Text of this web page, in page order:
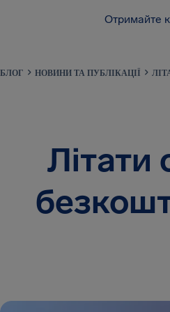
Отримайте
БЛОГ НОВИНИ ТА ПУБЛІКАЦІЇ